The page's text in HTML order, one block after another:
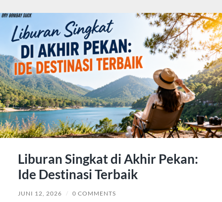
Liburan Singkat di Akhir Pekan:
Ide Destinasi Terbaik
JUNI 12, 2026 / 0 COMMENTS